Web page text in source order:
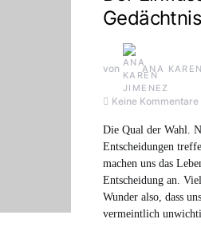
von ANA
Keine Kommentare
Die Qual der Wahl.
Entscheidungen
machen uns das
Entscheidung an.
Wunder also, dass
vermeintlich